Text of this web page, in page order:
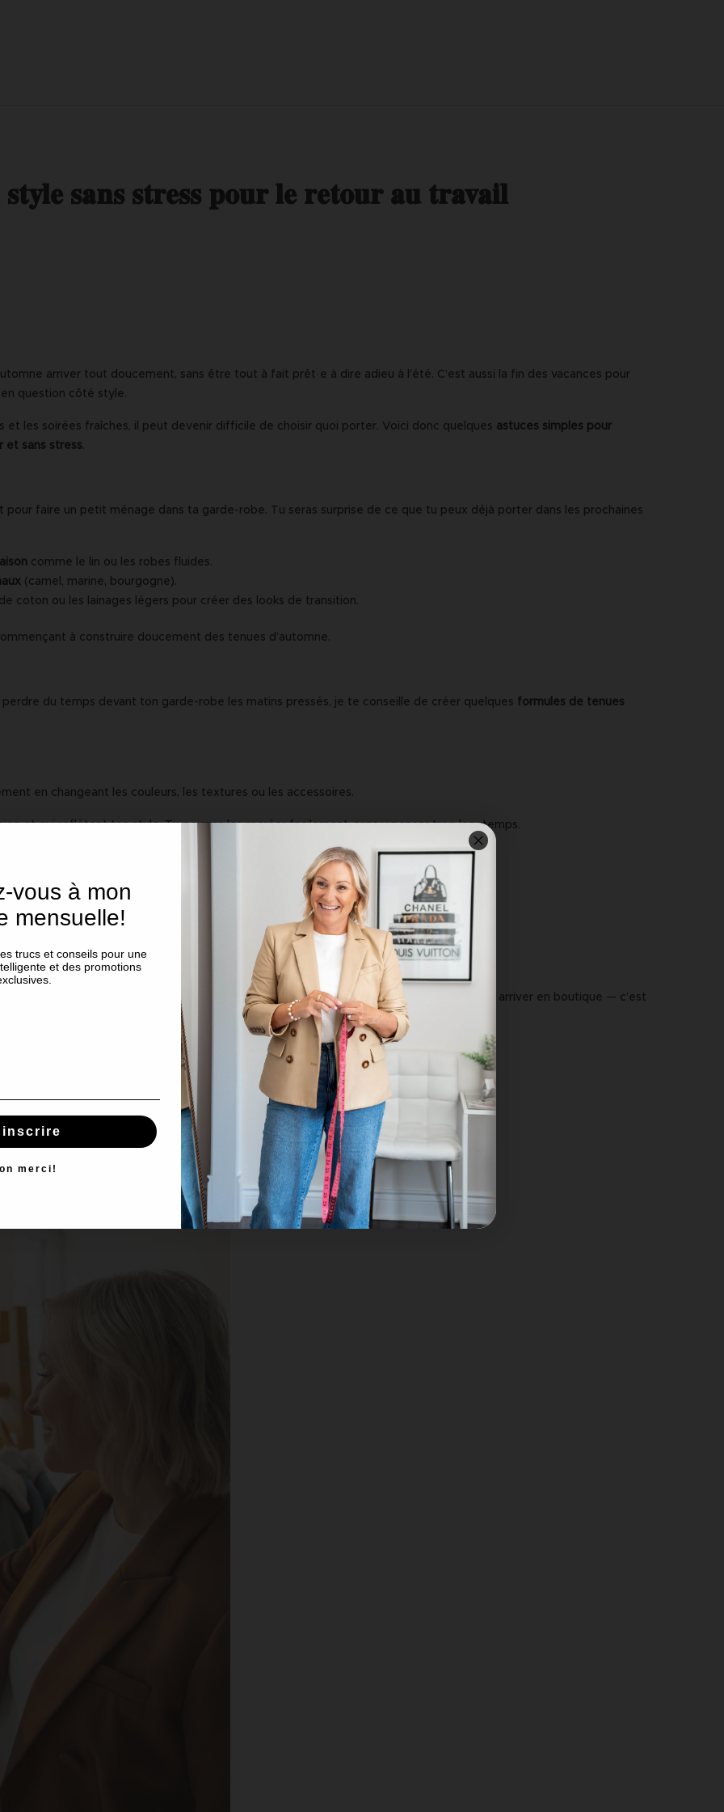
sans stress pour le retour au travail
arriver tout doucement, sans être tout à fait prêt·e à dire adieu à l’été. C’est aussi la fin des vacances pour
question côté style.
et les soirées fraîches, il peut devenir difficile de choisir quoi porter. Voici donc quelques astuces simples pour
et sans stress.
faire un petit ménage dans ta garde-robe. Tu seras surprise de ce que tu peux déjà porter dans les prochaines
comme le lin ou les robes fluides.
(camel, marine, bourgogne).
coton ou les lainages légers pour créer des looks de transition.
à construire doucement des tenues d’automne.
du temps devant ton garde-robe les matins pressés, je te conseille de créer quelques formules de tenues
en changeant les couleurs, les textures ou les accessoires.
et qui reflètent ton style. Tu pourras les recréer facilement, sans y penser trop longtemps.
et vérifier :
maintenant
planifier tes besoins pour la saison . Les collections automne commencent déjà à arriver en boutique — c’est
vous à mon
mensuelle!
trucs et conseils pour une
et des promotions
merci!